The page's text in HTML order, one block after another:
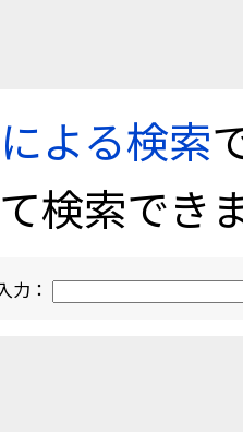
よる検索
検索でき
力：